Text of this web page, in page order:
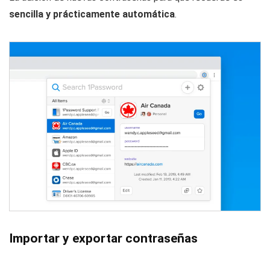
sencilla y prácticamente automática.
Importar y exportar contraseñas